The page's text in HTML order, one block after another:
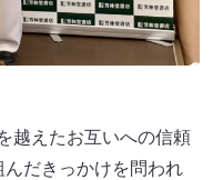
越えたお互いへの信頼
だきっかけを問われ